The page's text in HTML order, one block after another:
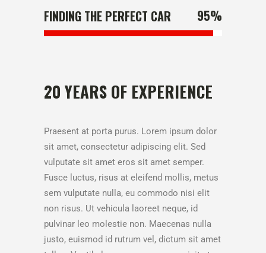
FINDING THE PERFECT CAR 95%
20 YEARS OF EXPERIENCE
Praesent at porta purus. Lorem ipsum dolor
sit amet, consectetur adipiscing elit. Sed
vulputate sit amet eros sit amet semper.
Fusce luctus, risus at eleifend mollis, metus
sem vulputate nulla, eu commodo nisi elit
non risus. Ut vehicula laoreet neque, id
pulvinar leo molestie non. Maecenas nulla
justo, euismod id rutrum vel, dictum sit amet